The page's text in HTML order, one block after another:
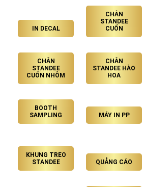
IN DECAL
CHÂN
STANDEE
CUỐN
CHÂN
STANDEE
CUỐN NHÔM
CHÂN
STANDEE HÀO
HOA
BOOTH
SAMPLING
MÁY IN PP
KHUNG TREO
STANDEE
QUẢNG CÁO